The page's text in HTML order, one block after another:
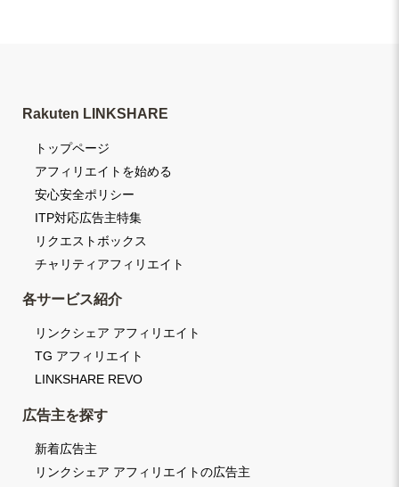
Rakuten LINKSHARE
トップページ
アフィリエイトを始める
安心安全ポリシー
ITP対応広告主特集
リクエストボックス
チャリティアフィリエイト
各サービス紹介
リンクシェア アフィリエイト
TG アフィリエイト
LINKSHARE REVO
広告主を探す
新着広告主
リンクシェア アフィリエイトの広告主